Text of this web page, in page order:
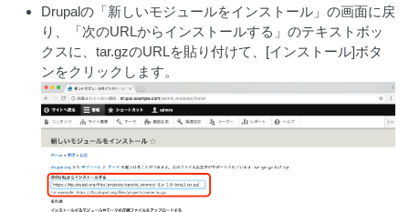
Drupalの「新しいモジュールをインストール」の画面に戻
り、「次のURLからインストールする」のテキストボッ
クスに、tar.gzのURLを貼り付けて、[インストール]ボタ
ンをクリックします。